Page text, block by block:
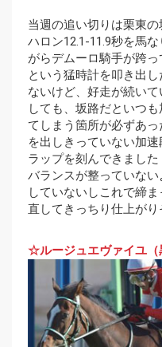
当週の追い切りは栗東
ハロン12.1-11.9秒を馬
がらデムーロ騎手が跨
という猛時計を叩き出
ないけど、好走が続い
しても、坂路だといつ
てしまう箇所が必ずあ
を出しきっていない加
ラップを刻んできまし
バランスが整っていな
していないしこれで締
直してきっちり仕上が
☆ルージュエヴァイユ（